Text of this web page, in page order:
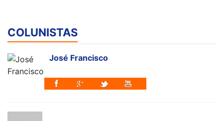
COLUNISTAS
José Francisco